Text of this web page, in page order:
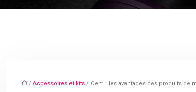
/ Accessoires et kits / Oem : les avantages des produits de